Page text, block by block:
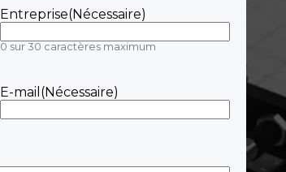
Entreprise(Nécessaire)
0 sur 30 caractères maximum
E-mail (Nécessaire)